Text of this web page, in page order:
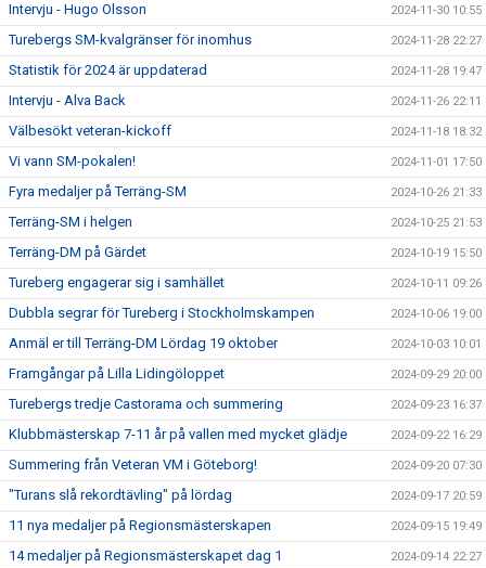
Intervju - Hugo Olsson 2024-11-30 10:55
Turebergs SM-kvalgränser för inomhus 2024-11-28 22:27
Statistik för 2024 är uppdaterad 2024-11-28 19:47
Intervju - Alva Back 2024-11-26 22:11
Välbesökt veteran-kickoff 2024-11-18 18:32
Vi vann SM-pokalen! 2024-11-01 17:50
Fyra medaljer på Terräng-SM 2024-10-26 21:33
Terräng-SM i helgen 2024-10-25 21:53
Terräng-DM på Gärdet 2024-10-19 15:50
Tureberg engagerar sig i samhället 2024-10-11 09:26
Dubbla segrar för Tureberg i Stockholmskampen 2024-10-06 19:00
Anmäl er till Terräng-DM Lördag 19 oktober 2024-10-03 10:01
Framgångar på Lilla Lidingöloppet 2024-09-29 20:00
Turebergs tredje Castorama och summering 2024-09-23 16:37
Klubbmästerskap 7-11 år på vallen med mycket glädje 2024-09-22 16:29
Summering från Veteran VM i Göteborg! 2024-09-20 07:30
"Turans slå rekordtävling" på lördag 2024-09-17 20:59
11 nya medaljer på Regionsmästerskapen 2024-09-15 19:49
14 medaljer på Regionsmästerskapet dag 1 2024-09-14 22:27